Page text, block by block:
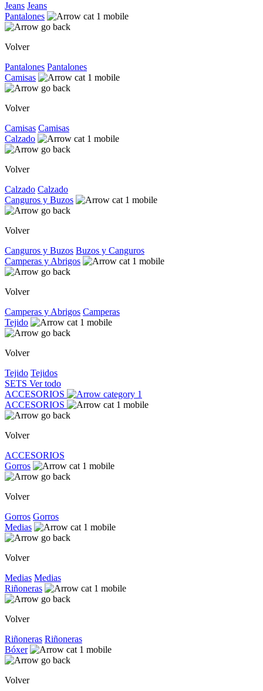
Jeans Jeans
Pantalones
Volver
Pantalones Pantalones
Camisas
Volver
Camisas Camisas
Calzado
Volver
Calzado Calzado
Canguros y Buzos
Volver
Canguros y Buzos Buzos y Canguros
Camperas y Abrigos
Volver
Camperas y Abrigos Camperas
Tejido
Volver
Tejido Tejidos
SETS Ver todo
ACCESORIOS
ACCESORIOS
Volver
ACCESORIOS
Gorros
Volver
Gorros Gorros
Medias
Volver
Medias Medias
Riñoneras
Volver
Riñoneras Riñoneras
Bóxer
Volver